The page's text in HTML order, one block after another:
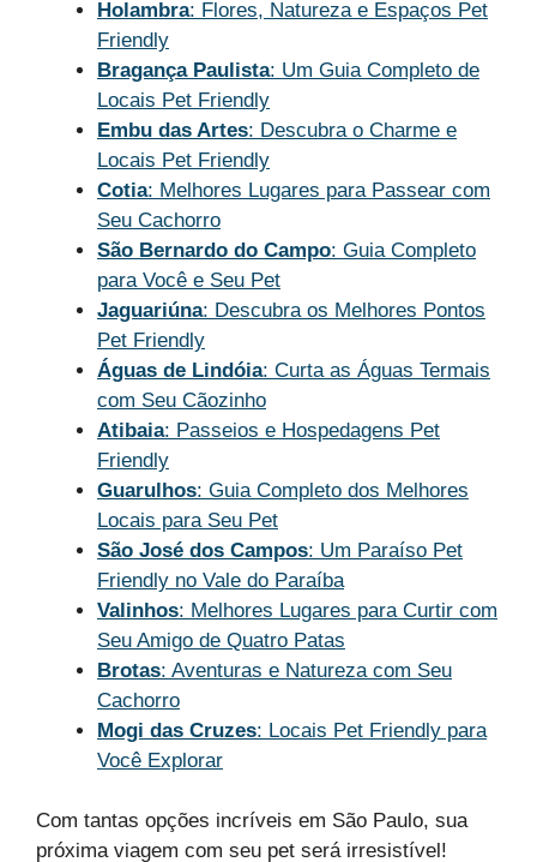
Holambra: Flores, Natureza e Espaços Pet
Friendly
Bragança Paulista: Um Guia Completo de
Locais Pet Friendly
Embu das Artes: Descubra o Charme e
Locais Pet Friendly
Cotia: Melhores Lugares para Passear com
Seu Cachorro
São Bernardo do Campo: Guia Completo
para Você e Seu Pet
Jaguariúna: Descubra os Melhores Pontos
Pet Friendly
Águas de Lindóia: Curta as Águas Termais
com Seu Cãozinho
Atibaia: Passeios e Hospedagens Pet
Friendly
Guarulhos: Guia Completo dos Melhores
Locais para Seu Pet
São José dos Campos: Um Paraíso Pet
Friendly no Vale do Paraíba
Valinhos: Melhores Lugares para Curtir com
Seu Amigo de Quatro Patas
Brotas: Aventuras e Natureza com Seu
Cachorro
Mogi das Cruzes: Locais Pet Friendly para
Você Explorar
Com tantas opções incríveis em São Paulo, sua
próxima viagem com seu pet será irresistível!